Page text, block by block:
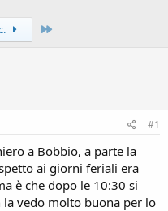
#1
a Bobbio, a parte la
ai giorni feriali era
è che dopo le 10:30 si
vedo molto buona per lo